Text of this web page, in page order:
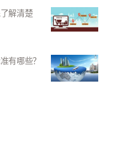
解清楚
有哪些？